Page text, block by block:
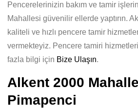
Pencerelerinizin bakım ve tamir
Mahallesi güvenilir ellerde yaptırın.
kaliteli ve hızlı pencere tamir
vermekteyiz. Pencere tamiri
fazla bilgi için Bize Ulaşın.
Alkent 2000
Pimapenci